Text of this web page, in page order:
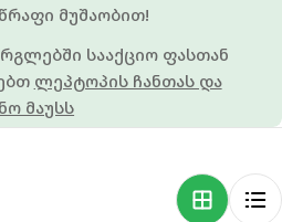
მუშაობით!
სააქციო ფასთან
ლეპტოპის ჩანთას და
მაუსს